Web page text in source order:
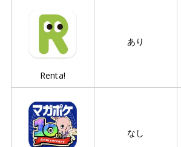
Renta!
あり
なし